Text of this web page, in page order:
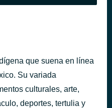
que suena en línea
Su variada
culturales, arte,
deportes, tertulia y